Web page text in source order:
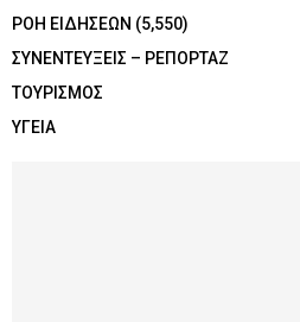
ΡΟΗ ΕΙΔΗΣΕΩΝ (5,550)
ΣΥΝΕΝΤΕΥΞΕΙΣ – ΡΕΠΟΡΤΑΖ
ΤΟΥΡΙΣΜΟΣ
ΥΓΕΙΑ